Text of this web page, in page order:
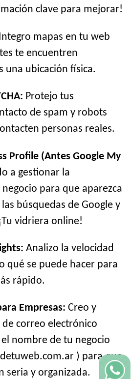
clave para mejorar!
mapas en tu web
te encuentren
una ubicación física.
Protejo tus
de spam y robots
personas reales.
Profile (Antes Google My
a gestionar la
para que aparezca
búsquedas de Google y
vidriera online!
Analizo la velocidad
qué se puede hacer para
rápido.
Empresas: Creo y
correo electrónico
nombre de tu negocio
) para que
seria y organizada.